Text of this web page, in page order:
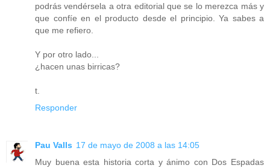
podrás vendérsela a otra editorial que se lo merezca más y
que confíe en el producto desde el principio. Ya sabes a
que me refiero.
Y por otro lado...
¿hacen unas birricas?
t.
Responder
Pau Valls 17 de mayo de 2008 a las 14:05
Muy buena esta historia corta y ánimo con Dos Espadas